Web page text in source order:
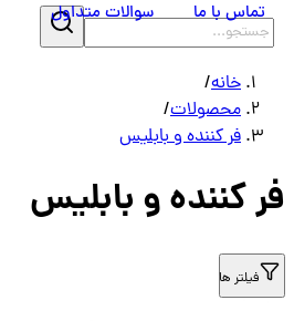
تماس با ما سوالات متداول
خانه/
محصولات/
فر کننده و بابلیس
کننده و بابلیس
فیلتر ها